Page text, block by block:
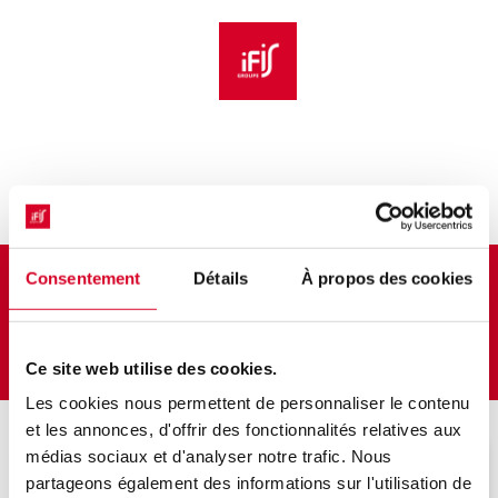
Consentement Détails À propos des cookies
Ce site web utilise des cookies.
Les cookies nous permettent de personnaliser le contenu
et les annonces, d'offrir des fonctionnalités relatives aux
médias sociaux et d'analyser notre trafic. Nous
partageons également des informations sur l'utilisation de
Peau et immunité
Veuillez décrire votre situation